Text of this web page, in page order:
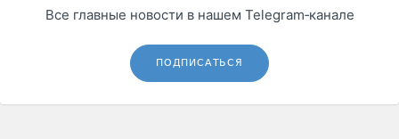
Все главные новости в нашем Telegram‑канале
ПОДПИСАТЬСЯ